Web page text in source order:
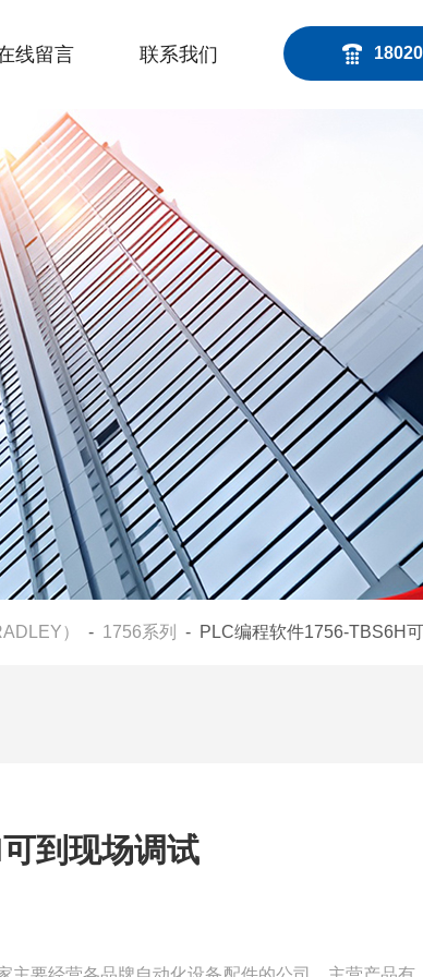
线留言 联系我们
） - 1756系列 - PLC编程软件1756-TBS6H
到现场调试